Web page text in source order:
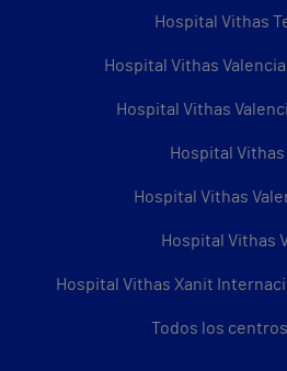
Hospital Vithas
Hospital Vithas
Hospital Vithas
Hospital Vithas
Hospital Vithas
Hospital Vithas
Hospital Vithas Xanit
Todos los